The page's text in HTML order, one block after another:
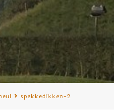
spekkedikken-2